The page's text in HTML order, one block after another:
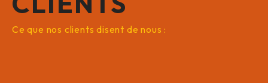
Ce que nos clients disent de nous :